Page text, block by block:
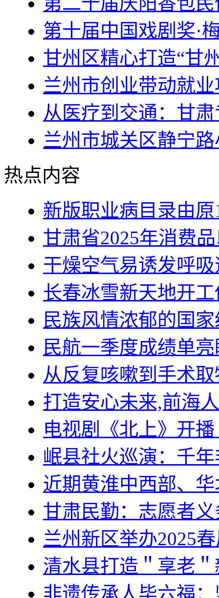
第十届中国戏剧奖·
甘州区精心打造“甘
兰州市创业带动就
从医疗到交通：甘肃
兰州市城关区静宁
热点内容
新版职业病目录由原
甘肃省2025年消费
干燥空气易诱发呼
长春冰雪新天地开
民族风情浓郁的国
民航一季度成绩单
从反复咳嗽到手术
打造安心未来,前海
电视剧《北上》开
岷县社火巡演：千
近期黄淮中西部、
甘肃民勤：志愿者
兰州新区举办2025
清水县打造＂享老
非遗传承人毕六福